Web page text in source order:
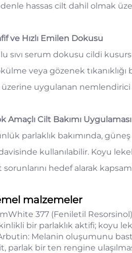
hassas cilt dahil olmak
ve Hızlı Emilen Dokusu
sıvı serum dokusu cildi
veya gözenek
üzerine uygulanan
Amaçlı Cilt Bakımı Uygulaması
parlaklık bakımında,
kullanılabilir. Koyu
sorunlarını hedef alarak
malzemeler
377 (Feniletil
bir parlaklık aktifi; koyu
Melanin oluşumunu
parlak bir ten rengine